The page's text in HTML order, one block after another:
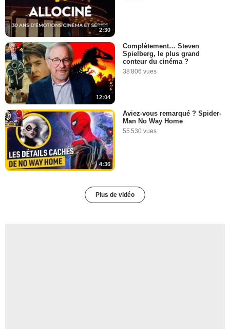
2:30
12:04
Complètement… Steven
Spielberg, le plus grand
conteur du cinéma ?
38 806 vues
4:36
Aviez-vous remarqué ? Spider-
Man No Way Home
55 530 vues
Plus de vidéo